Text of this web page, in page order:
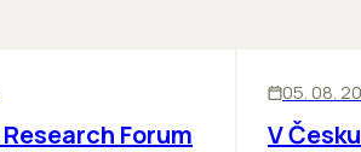
Forum
05. 08.
V